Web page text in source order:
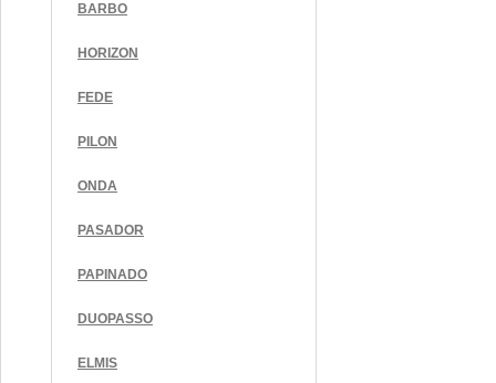
BARBO
HORIZON
FEDE
PILON
ONDA
PASADOR
PAPINADO
DUOPASSO
ELMIS